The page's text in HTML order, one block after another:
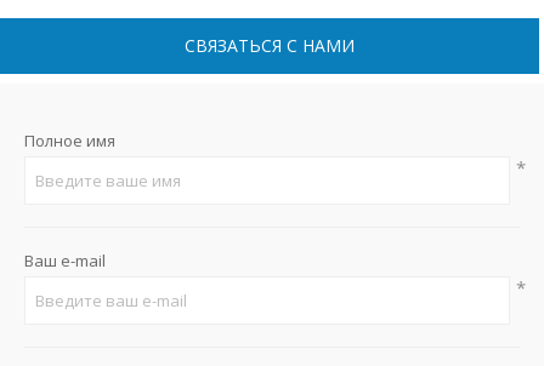
СВЯЗАТЬСЯ С НАМИ
Полное имя
*
Ваш e-mail
*